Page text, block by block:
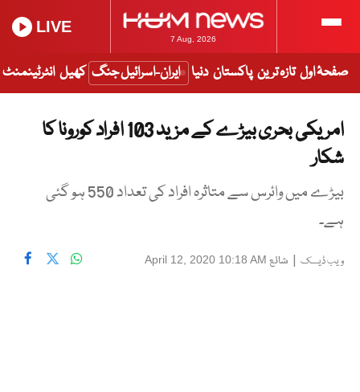
7 Aug, 2026
LIVE
صفحۂ اول تازہ ترین پاکستان دنیا ایران-اسرائیل جنگ کھیل انٹرٹینمنٹ
امریکی بحری بیڑے کے مزید 103 افراد کورونا کا
شکار
بیڑے میں وائرس سے متاثرہ افراد کی تعداد 550 ہو گئی
ہے۔
ویب ڈیسک | شائع April 12, 2020 10:18 AM